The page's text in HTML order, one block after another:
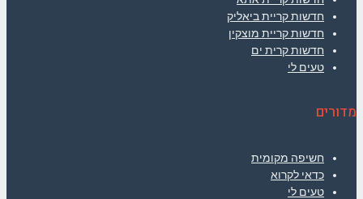
חדשות קריית ביאליק
חדשות קריית מוצקין
חדשות קרית ים
טעים לי
מדורים
חשיפה מקומית
כדאי לקרוא
טעים לי